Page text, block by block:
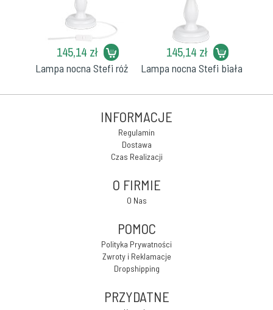
145,14 zł
Lampa nocna Stefi róż
145,14 zł
Lampa nocna Stefi biała
INFORMACJE
Regulamin
Dostawa
Czas Realizacji
O FIRMIE
O Nas
POMOC
Polityka Prywatności
Zwroty i Reklamacje
Dropshipping
PRZYDATNE